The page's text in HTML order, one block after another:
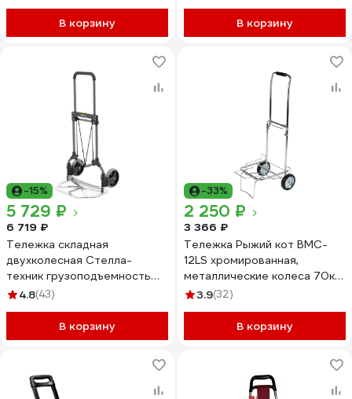
В корзину В корзину
-15%
5 729 ₽
6 719 ₽
Тележка складная
двухколесная Стелла-
техник грузоподъемность
90 кг MS2
4.8(43)
В корзину
-33%
2 250 ₽
3 366 ₽
Тележка Рыжий кот BMC-
12LS хромированная,
металлические колеса 70кг
0 93522
3.9(32)
В корзину